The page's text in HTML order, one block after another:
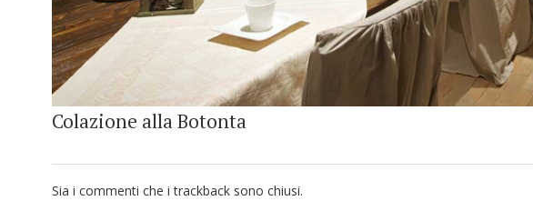
Colazione alla Botonta
Sia i commenti che i trackback sono chiusi.